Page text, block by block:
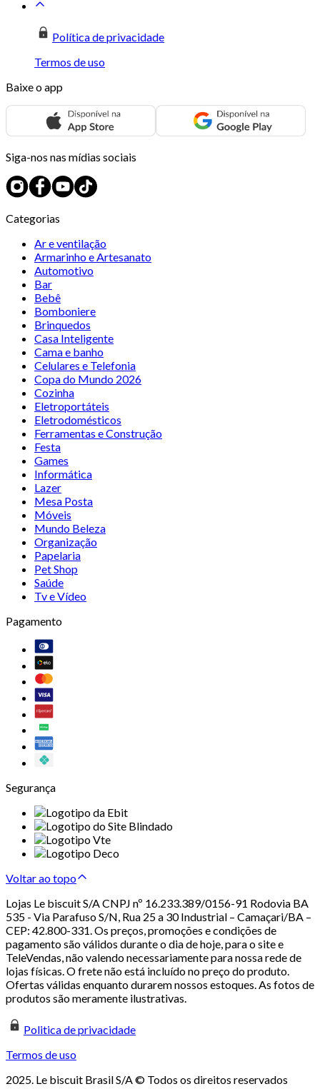
Política de privacidade
Termos de uso
Baixe o app
Siga-nos nas mídias sociais
Categorias
Ar e ventilação
Armarinho e Artesanato
Automotivo
Bar
Bebê
Bomboniere
Brinquedos
Casa Inteligente
Cama e banho
Celulares e Telefonia
Copa do Mundo 2026
Cozinha
Eletroportáteis
Eletrodomésticos
Ferramentas e Construção
Festa
Games
Informática
Lazer
Mesa Posta
Móveis
Mundo Beleza
Organização
Papelaria
Pet Shop
Saúde
Tv e Vídeo
Pagamento
Segurança
Voltar ao topo
Lojas Le biscuit S/A CNPJ nº 16.233.389/0156-91 Rodovia BA
535 - Via Parafuso S/N, Rua 25 a 30 Industrial – Camaçari/BA –
CEP: 42.800-331. Os preços, promoções e condições de
pagamento são válidos durante o dia de hoje, para o site e
TeleVendas, não valendo necessariamente para nossa rede de
lojas físicas. O frete não está incluído no preço do produto.
Ofertas válidas enquanto durarem nossos estoques. As fotos de
produtos são meramente ilustrativas.
Politica de privacidade
Termos de uso
2025. Le biscuit Brasil S/A © Todos os direitos reservados